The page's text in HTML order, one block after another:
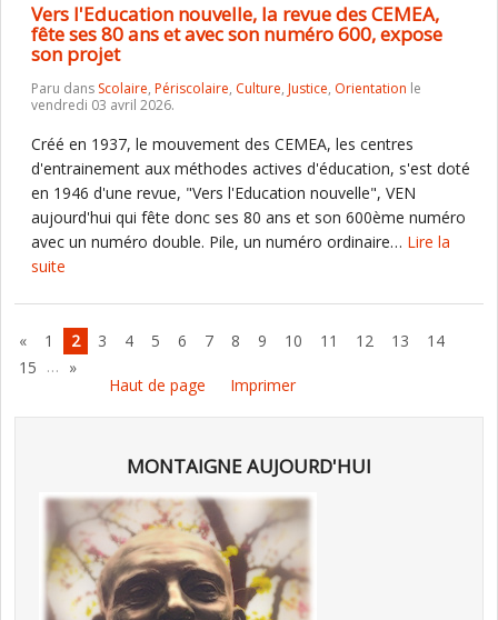
Vers l'Education nouvelle, la revue des CEMEA,
fête ses 80 ans et avec son numéro 600, expose
son projet
Paru dans Scolaire, Périscolaire, Culture, Justice, Orientation le
vendredi 03 avril 2026.
Créé en 1937, le mouvement des CEMEA, les centres
d'entrainement aux méthodes actives d'éducation, s'est doté
en 1946 d'une revue, "Vers l'Education nouvelle", VEN
aujourd'hui qui fête donc ses 80 ans et son 600ème numéro
avec un numéro double. Pile, un numéro ordinaire… Lire la
suite
« 1 2 3 4 5 6 7 8 9 10 11 12 13
14
15 … »
Haut de page
Imprimer
MONTAIGNE AUJOURD'HUI